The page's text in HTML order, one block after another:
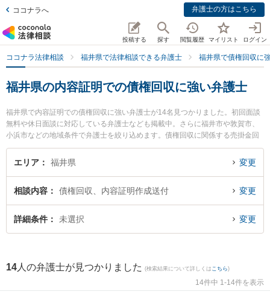
ココナラへ 弁護士の方はこちら
投稿する 探す 閲覧履歴 マイリスト ログイン
ココナラ法律相談 福井県で法律相談できる弁護士 福井県で債権回収に
福井県の内容証明での債権回収に強い弁護士
福井県で内容証明での債権回収に強い弁護士が14名見つかりました。初回面談
無料や休日面談に対応している弁護士なども掲載中。さらに福井市や敦賀市、
小浜市などの地域条件で弁護士を絞り込めます。債権回収に関係する売掛金回
収や債権回収代行、債権の時効中断等の細かな分野での絞り込み検索もでき便
利です。特に吉浦・前田法律事務所の吉浦 勝正弁護士や勝見法律事務所の勝見
での債権回収のトラブルを今すぐに弁護士に相談したい』『内容証明での債権
回収のトラブル解決の実績豊富な近くの弁護士を検索したい』『初回相談無料
で内容証明での債権回収を法律相談できる福井県内の弁護士に相談予約した
エリア 福井県 変更
相談内容 債権回収、内容証明作成送付 変更
詳細条件 未選択 変更
14 人の弁護士が見つかりました (検索結果について詳しくは こちら)
14件中 1-14件を表示